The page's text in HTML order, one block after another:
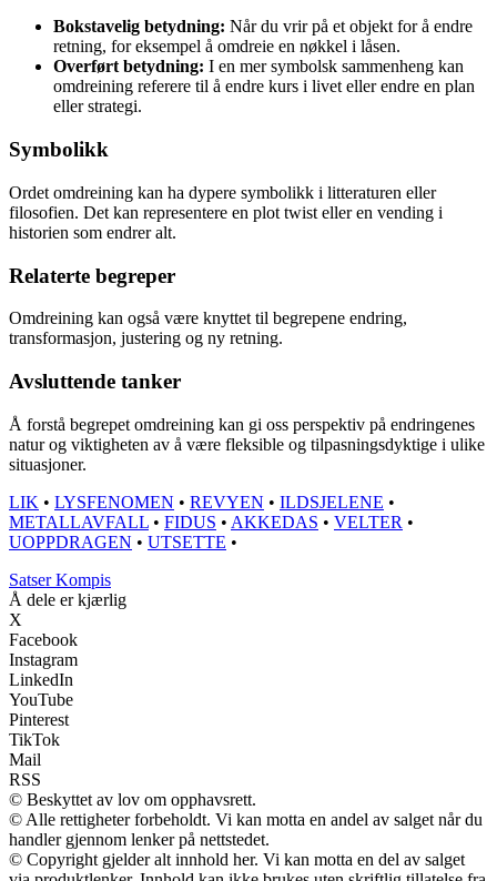
Bokstavelig betydning: Når du vrir på et objekt for å endre
retning, for eksempel å omdreie en nøkkel i låsen.
Overført betydning: I en mer symbolsk sammenheng kan
omdreining referere til å endre kurs i livet eller endre en plan
eller strategi.
Symbolikk
Ordet omdreining kan ha dypere symbolikk i litteraturen eller
filosofien. Det kan representere en plot twist eller en vending i
historien som endrer alt.
Relaterte begreper
Omdreining kan også være knyttet til begrepene endring,
transformasjon, justering og ny retning.
Avsluttende tanker
Å forstå begrepet omdreining kan gi oss perspektiv på endringenes
natur og viktigheten av å være fleksible og tilpasningsdyktige i ulike
situasjoner.
LIK • LYSFENOMEN • REVYEN • ILDSJELENE •
METALLAVFALL • FIDUS • AKKEDAS • VELTER •
UOPPDRAGEN • UTSETTE •
Satser Kompis
Å dele er kjærlig
X
Facebook
Instagram
LinkedIn
YouTube
Pinterest
TikTok
Mail
RSS
© Beskyttet av lov om opphavsrett.
© Alle rettigheter forbeholdt. Vi kan motta en andel av salget når du
handler gjennom lenker på nettstedet.
© Copyright gjelder alt innhold her. Vi kan motta en del av salget